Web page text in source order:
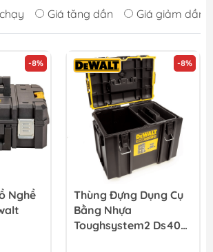
Giá tăng dần Giá giảm dần
-8%
Nghề
-8%
Thùng Đựng Dụng Cụ
Bằng Nhựa
Toughsystem2 Ds400